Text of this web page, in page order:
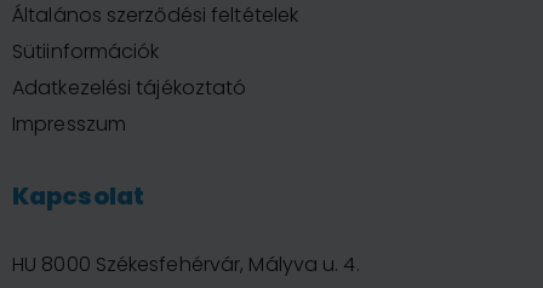
Általános szerződési feltételek
Sütiinformációk
Adatkezelési tájékoztató
Impresszum
Kapcsolat
HU 8000 Székesfehérvár, Mályva u. 4.